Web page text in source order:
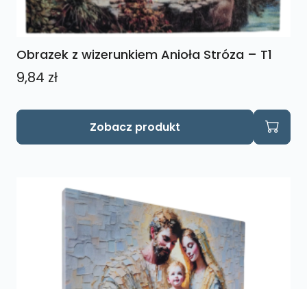
Obrazek z wizerunkiem Anioła Stróza – T1
9,84 zł
Zobacz produkt